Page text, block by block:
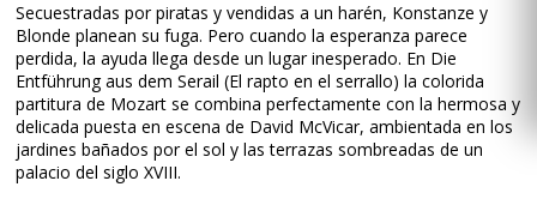
Secuestradas por piratas y vendidas a un harén, Konstanze y
Blonde planean su fuga. Pero cuando la esperanza parece
perdida, la ayuda llega desde un lugar inesperado. En Die
Entführung aus dem Serail (El rapto en el serrallo) la colorida
partitura de Mozart se combina perfectamente con la hermosa y
delicada puesta en escena de David McVicar, ambientada en los
jardines bañados por el sol y las terrazas sombreadas de un
palacio del siglo XVIII.